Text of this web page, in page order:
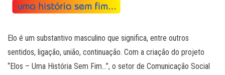
Elo é um substantivo masculino que significa, entre outros
sentidos, ligação, união, continuação. Com a criação do projeto
“Elos – Uma História Sem Fim…”, o setor de Comunicação Social